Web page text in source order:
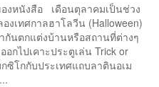
งหนังสือ เดือนตุลาคมเป็นช่วง
งเทศกาลฮาโลวีน (Halloween)
กันตกแต่งบ้านหรือสถานที่ต่างๆ
กไปเคาะประตูเล่น Trick or
ซิโกกับประเทศแถบลาตินอเม